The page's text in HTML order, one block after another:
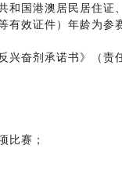
和国港澳居民居住证
有效证件）年龄为参
兴奋剂承诺书》（责
比赛；